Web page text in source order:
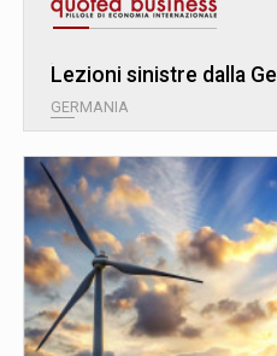
Lezioni sinistre dalla
GERMANIA